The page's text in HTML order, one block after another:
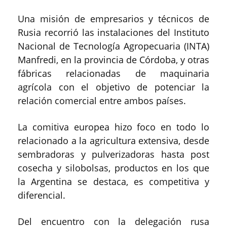
Una misión de empresarios y técnicos de
Rusia recorrió las instalaciones del Instituto
Nacional de Tecnología Agropecuaria (INTA)
Manfredi, en la provincia de Córdoba, y otras
fábricas relacionadas de maquinaria
agrícola con el objetivo de potenciar la
relación comercial entre ambos países.
La comitiva europea hizo foco en todo lo
relacionado a la agricultura extensiva, desde
sembradoras y pulverizadoras hasta post
cosecha y silobolsas, productos en los que
la Argentina se destaca, es competitiva y
diferencial.
Del encuentro con la delegación rusa